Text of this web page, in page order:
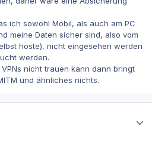
ich sowohl Mobil, als auch am PC
meine Daten sicher sind, also vom
hoste), nicht eingesehen werden
werden.
nicht trauen kann dann bringt
und ähnliches nichts.